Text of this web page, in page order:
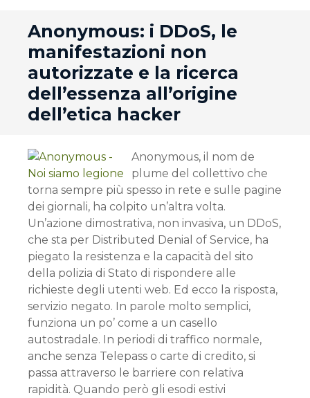
Anonymous: i DDoS, le
manifestazioni non
autorizzate e la ricerca
dell’essenza all’origine
dell’etica hacker
Anonymous, il nom de
plume del collettivo che
torna sempre più spesso in rete e sulle pagine
dei giornali, ha colpito un’altra volta.
Un’azione dimostrativa, non invasiva, un DDoS,
che sta per Distributed Denial of Service, ha
piegato la resistenza e la capacità del sito
della polizia di Stato di rispondere alle
richieste degli utenti web. Ed ecco la risposta,
servizio negato. In parole molto semplici,
funziona un po’ come a un casello
autostradale. In periodi di traffico normale,
anche senza Telepass o carte di credito, si
passa attraverso le barriere con relativa
rapidità. Quando però gli esodi estivi